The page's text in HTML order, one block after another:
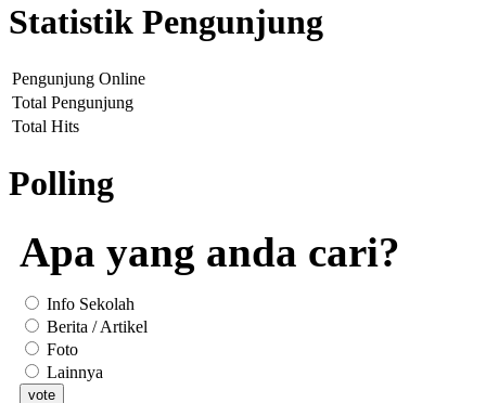
Statistik Pengunjung
Pengunjung Online
Total Pengunjung
Total Hits
Polling
Apa yang anda cari?
Info Sekolah
Berita / Artikel
Foto
Lainnya